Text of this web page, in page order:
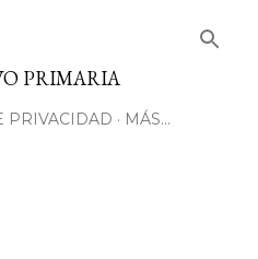
PRIMARIA
PRIVACIDAD MÁS…